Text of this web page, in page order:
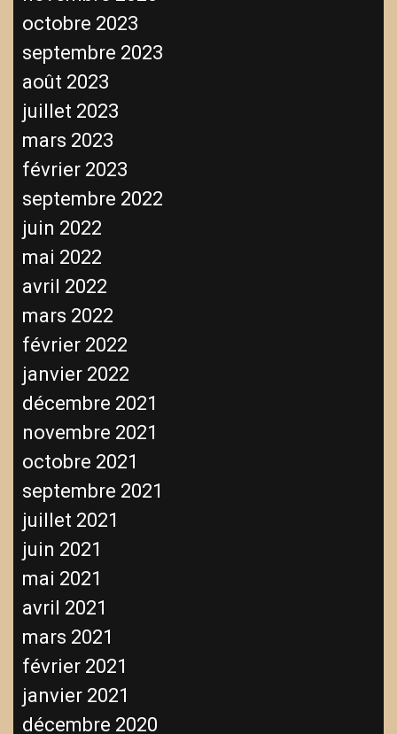
octobre 2023
septembre 2023
août 2023
juillet 2023
mars 2023
février 2023
septembre 2022
juin 2022
mai 2022
avril 2022
mars 2022
février 2022
janvier 2022
décembre 2021
novembre 2021
octobre 2021
septembre 2021
juillet 2021
juin 2021
mai 2021
avril 2021
mars 2021
février 2021
janvier 2021
décembre 2020